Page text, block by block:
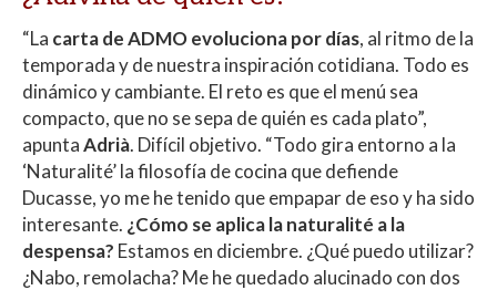
“La carta de ADMO evoluciona por días, al ritmo de la
temporada y de nuestra inspiración cotidiana. Todo es
dinámico y cambiante. El reto es que el menú sea
compacto, que no se sepa de quién es cada plato”,
apuntaAdrià. Difícil objetivo. “Todo gira entorno a la
‘Naturalité’ la filosofía de cocina que defiende
Ducasse, yo me he tenido que empapar de eso y ha sido
interesante. ¿Cómo se aplica la naturalité a la
despensa? Estamos en diciembre. ¿Qué puedo utilizar?
¿Nabo, remolacha? Me he quedado alucinado con dos